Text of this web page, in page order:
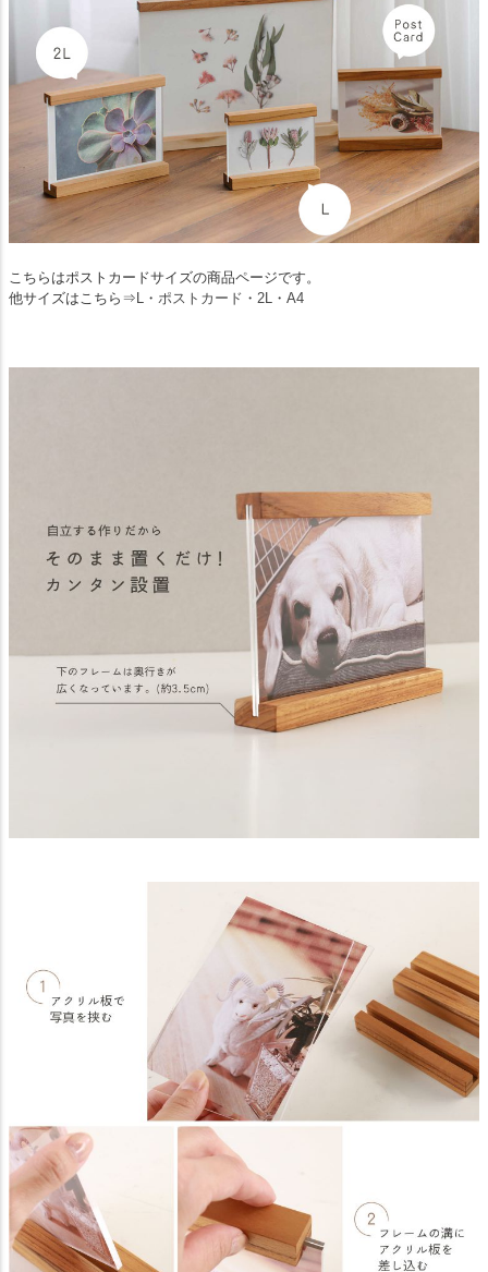
こちらはポストカードサイズの商品ページです。
他サイズはこちら⇒L ・ ポストカード ・ 2L ・ A4